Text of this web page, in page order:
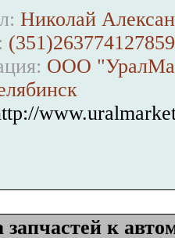
Николай
ООО
к